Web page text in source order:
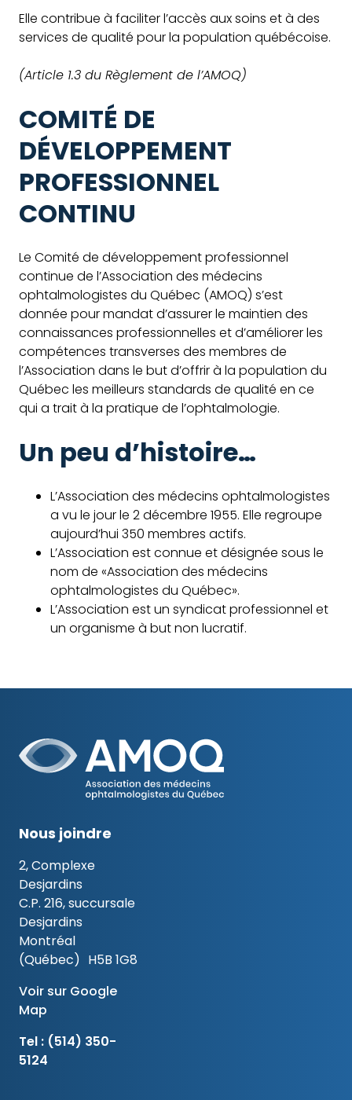
Elle contribue à faciliter l’accès aux soins et à des
services de qualité pour la population québécoise.
(Article 1.3 du Règlement de l’AMOQ)
COMITÉ DE
DÉVELOPPEMENT
PROFESSIONNEL
CONTINU
Le Comité de développement professionnel
continue de l’Association des médecins
ophtalmologistes du Québec (AMOQ) s’est
donnée pour mandat d’assurer le maintien des
connaissances professionnelles et d’améliorer les
compétences transverses des membres de
l’Association dans le but d’offrir à la population du
Québec les meilleurs standards de qualité en ce
qui a trait à la pratique de l’ophtalmologie.
Un peu d’histoire…
L’Association des médecins ophtalmologistes
a vu le jour le 2 décembre 1955. Elle regroupe
aujourd’hui 350 membres actifs.
L’Association est connue et désignée sous le
nom de «Association des médecins
ophtalmologistes du Québec».
L’Association est un syndicat professionnel et
un organisme à but non lucratif.
Nous joindre
2, Complexe
Desjardins
C.P. 216, succursale
Desjardins
Montréal
(Québec) H5B 1G8
Voir sur Google
Map
Tel : (514) 350-
5124